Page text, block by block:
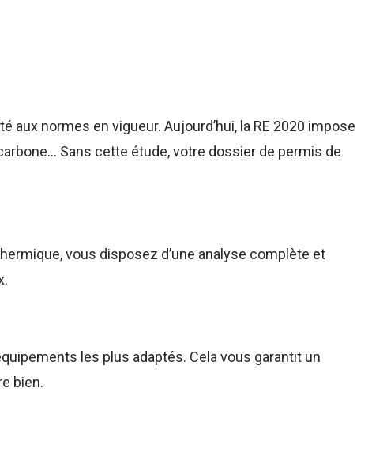
normes en vigueur. Aujourd’hui, la RE 2020 impose
Sans cette étude, votre dossier de permis de
vous disposez d’une analyse complète et
les plus adaptés. Cela vous garantit un
bien.